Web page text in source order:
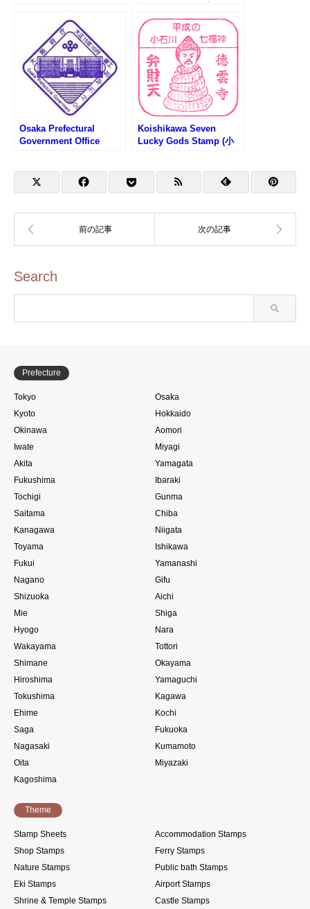
Osaka Prefectural
Government Office
Koishikawa Seven
Lucky Gods Stamp (小
Search
Prefecture
Tokyo
Osaka
Kyoto
Hokkaido
Okinawa
Aomori
Iwate
Miyagi
Akita
Yamagata
Fukushima
Ibaraki
Tochigi
Gunma
Saitama
Chiba
Kanagawa
Niigata
Toyama
Ishikawa
Fukui
Yamanashi
Nagano
Gifu
Shizuoka
Aichi
Mie
Shiga
Hyogo
Nara
Wakayama
Tottori
Shimane
Okayama
Hiroshima
Yamaguchi
Tokushima
Kagawa
Ehime
Kochi
Saga
Fukuoka
Nagasaki
Kumamoto
Oita
Miyazaki
Kagoshima
Theme
Stamp Sheets
Accommodation Stamps
Shop Stamps
Ferry Stamps
Nature Stamps
Public bath Stamps
Eki Stamps
Airport Stamps
Shrine & Temple Stamps
Castle Stamps